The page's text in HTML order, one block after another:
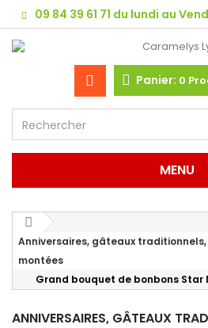
09 84 39 61 71 du lundi au
Panier: 0
MENU
Anniversaires, gâteaux
montées
Grand bouquet de bonbons Star
ANNIVERSAIRES, GÂTEAUX